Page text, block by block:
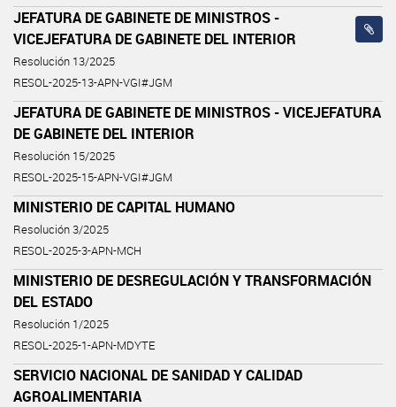
JEFATURA DE GABINETE DE MINISTROS -
VICEJEFATURA DE GABINETE DEL INTERIOR
Resolución 13/2025
RESOL-2025-13-APN-VGI#JGM
JEFATURA DE GABINETE DE MINISTROS - VICEJEFATURA
DE GABINETE DEL INTERIOR
Resolución 15/2025
RESOL-2025-15-APN-VGI#JGM
MINISTERIO DE CAPITAL HUMANO
Resolución 3/2025
RESOL-2025-3-APN-MCH
MINISTERIO DE DESREGULACIÓN Y TRANSFORMACIÓN
DEL ESTADO
Resolución 1/2025
RESOL-2025-1-APN-MDYTE
SERVICIO NACIONAL DE SANIDAD Y CALIDAD
AGROALIMENTARIA